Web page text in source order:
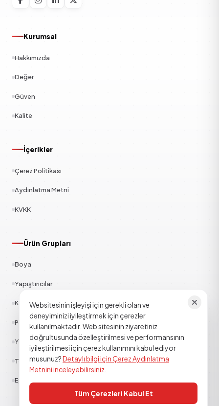
Kurumsal
Hakkımızda
Değer
Güven
Kalite
İçerikler
Çerez Politikası
Aydınlatma Metni
KVKK
Ürün Grupları
Boya
Yapıştırıcılar
Kauçuk
Polyester
Yapı Kimyasalları
Tekstil
Epoksi Poliüretan
Websitesinin işleyişi için gerekli olan ve
deneyiminizi iyileştirmek için çerezler
kullanılmaktadır. Web sitesinin ziyaretiniz
doğrultusunda özelleştirilmesi ve performansının
iyileştirilmesi için çerez kullanımını kabul ediyor
musunuz?Detaylı bilgi için Çerez Aydınlatma
Metnini inceleyebilirsiniz.
Tüm Çerezleri Kabul Et